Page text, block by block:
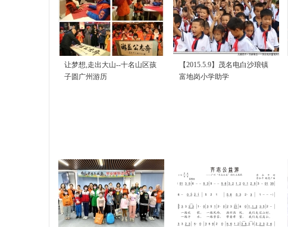
让梦想,走出大山--十名山区孩
子圆广州游历
【2015.5.9】茂名电白沙琅镇
富地岗小学助学